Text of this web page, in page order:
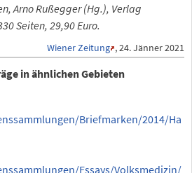
Arno Rußegger (Hg.), Verlag
Seiten, 29,90 Euro.
Wiener Zeitung , 24. Jänner 2021
in ähnlichen Gebieten
Briefmarken/2014/Ha
Essays/Volksmedizin/